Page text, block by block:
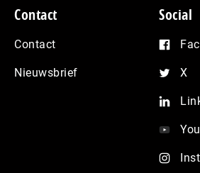
Contact
Contact
Nieuwsbrief
Social
X